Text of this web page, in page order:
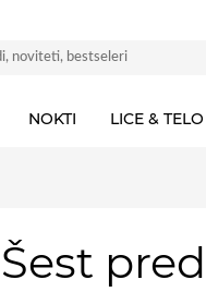
NOKTI LICE & TELO
Šest